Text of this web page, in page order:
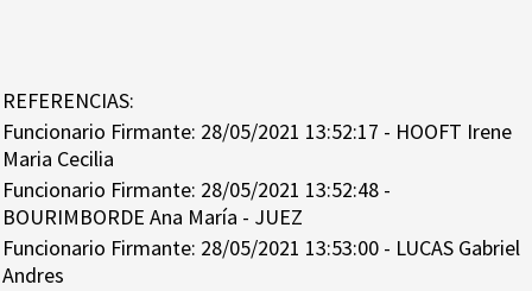
REFERENCIAS:
Funcionario Firmante: 28/05/2021 13:52:17 - HOOFT Irene
Maria Cecilia
Funcionario Firmante: 28/05/2021 13:52:48 -
BOURIMBORDE Ana María - JUEZ
Funcionario Firmante: 28/05/2021 13:53:00 - LUCAS Gabriel
Andres